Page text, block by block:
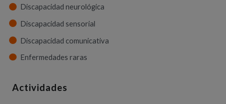
Discapacidad neurológica
Discapacidad sensorial
Discapacidad comunicativa
Enfermedades raras
Actividades